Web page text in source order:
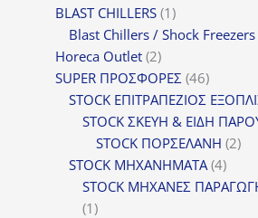
BLAST CHILLERS 11
προϊόν
Blast Chillers / Shock Freezers
Horeca Outlet 22
προϊόντα
SUPER ΠΡΟΣΦΟΡΕΣ 4646
STOCK ΕΠΙΤΡΑΠΕΖΙΟΣ
STOCK ΣΚΕΥΗ & ΕΙΔΗ
STOCK ΠΟΡΣΕΛΑΝΗ 22
STOCK ΜΗΧΑΝΗΜΑΤΑ 44
STOCK ΜΗΧΑΝΕΣ
11